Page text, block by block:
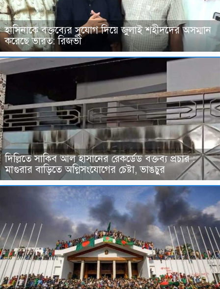
হাসিনাকে বক্তব্যের সুযোগ দিয়ে জুলাই শহীদদের অসম্মান
করেছে ভারত: রিজভী
দিল্লিতে সাকিব আল হাসানের রেকর্ডেড বক্তব্য প্রচার :
মাগুরার বাড়িতে অগ্নিসংযোগের চেষ্টা, ভাঙচুর